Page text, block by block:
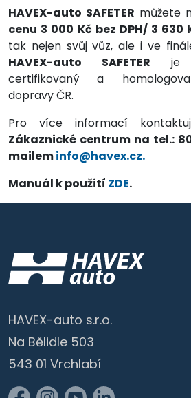
HAVEX-auto SAFETER můžete
cenu 3 000 Kč bez DPH/ 3 630
tak nejen svůj vůz, ale i ve
HAVEX-auto SAFETER je
certifikovaný a
dopravy ČR.
Pro více informací
Zákaznické centrum na tel.:
maileminfo@havex.cz.
Manuál k použití ZDE.
HAVEX-auto s.r.o.
Na Bělidle 503
543 01 Vrchlabí